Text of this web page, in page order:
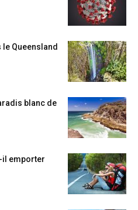
Queensland
blanc de
il emporter